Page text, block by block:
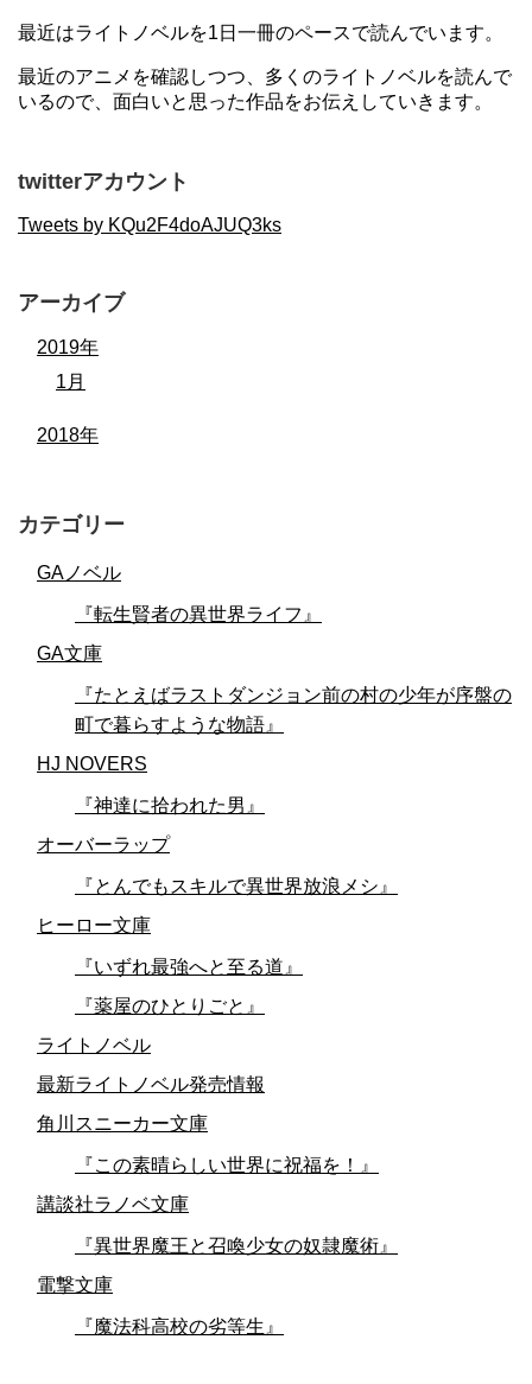
最近はライトノベルを1日一冊のペースで読んでいます。
最近のアニメを確認しつつ、多くのライトノベルを読んで
いるので、面白いと思った作品をお伝えしていきます。
twitterアカウント
Tweets by KQu2F4doAJUQ3ks
アーカイブ
2019年
1月
2018年
カテゴリー
GAノベル
『転生賢者の異世界ライフ』
GA文庫
『たとえばラストダンジョン前の村の少年が序盤の
町で暮らすような物語』
HJ NOVERS
『神達に拾われた男』
オーバーラップ
『とんでもスキルで異世界放浪メシ』
ヒーロー文庫
『いずれ最強へと至る道』
『薬屋のひとりごと』
ライトノベル
最新ライトノベル発売情報
角川スニーカー文庫
『この素晴らしい世界に祝福を！』
講談社ラノベ文庫
『異世界魔王と召喚少女の奴隷魔術』
電撃文庫
『魔法科高校の劣等生』